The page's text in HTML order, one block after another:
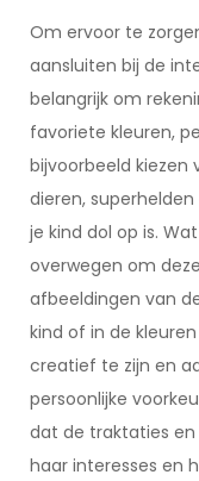
Om ervoor te
aansluiten bij de
belangrijk om
favoriete kleuren,
bijvoorbeeld kiezen
dieren,
je kind dol op is.
overwegen om
afbeeldingen van
kind of in de
creatief te zijn en
persoonlijke
dat de traktaties
haar interesses en